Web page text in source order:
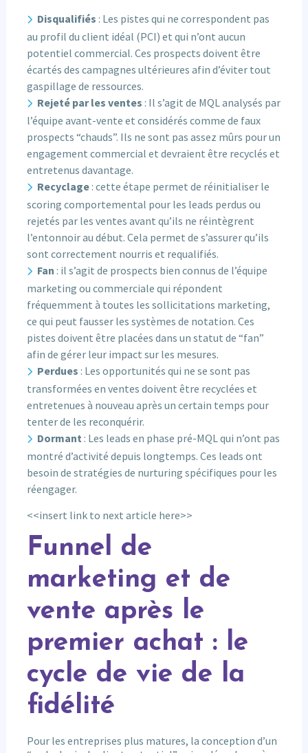
Disqualifiés : Les pistes qui ne correspondent pas
au profil du client idéal (PCI) et qui n’ont aucun
potentiel commercial. Ces prospects doivent être
écartés des campagnes ultérieures afin d’éviter tout
gaspillage de ressources.
Rejeté par les ventes : Il s’agit de MQL analysés par
l’équipe avant-vente et considérés comme de faux
prospects “chauds”. Ils ne sont pas assez mûrs pour un
engagement commercial et devraient être recyclés et
entretenus davantage.
Recyclage : cette étape permet de réinitialiser le
scoring comportemental pour les leads perdus ou
rejetés par les ventes avant qu’ils ne réintègrent
l’entonnoir au début. Cela permet de s’assurer qu’ils
sont correctement nourris et requalifiés.
Fan : il s’agit de prospects bien connus de l’équipe
marketing ou commerciale qui répondent
fréquemment à toutes les sollicitations marketing,
ce qui peut fausser les systèmes de notation. Ces
pistes doivent être placées dans un statut de “fan”
afin de gérer leur impact sur les mesures.
Perdues : Les opportunités qui ne se sont pas
transformées en ventes doivent être recyclées et
entretenues à nouveau après un certain temps pour
tenter de les reconquérir.
Dormant : Les leads en phase pré-MQL qui n’ont pas
montré d’activité depuis longtemps. Ces leads ont
besoin de stratégies de nurturing spécifiques pour les
réengager.
<<insert link to next article here>>
Funnel de
marketing et de
vente après le
premier achat : le
cycle de vie de la
fidélité
Pour les entreprises plus matures, la conception d’un